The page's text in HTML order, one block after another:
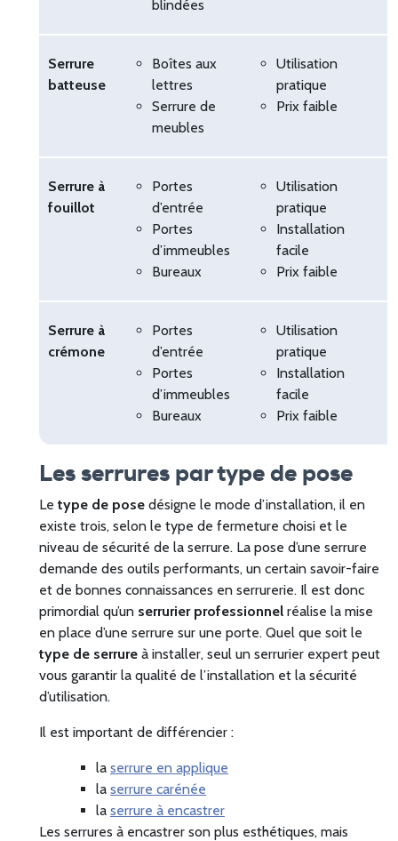
blindées
Serrure
batteuse
Boîtes aux
lettres
Serrure de
meubles
Utilisation
pratique
Prix faible
Serrure à
fouillot
Portes
d’entrée
Portes
d’immeubles
Bureaux
Utilisation
pratique
Installation
facile
Prix faible
Serrure à
crémone
Portes
d’entrée
Portes
d’immeubles
Bureaux
Utilisation
pratique
Installation
facile
Prix faible
Les serrures par type de pose
Le type de pose désigne le mode d’installation, il en
existe trois, selon le type de fermeture choisi et le
niveau de sécurité de la serrure. La pose d’une serrure
demande des outils performants, un certain savoir-faire
et de bonnes connaissances en serrurerie. Il est donc
primordial qu’un serrurier professionnel réalise la mise
en place d’une serrure sur une porte. Quel que soit le
type de serrure à installer, seul un serrurier expert peut
vous garantir la qualité de l’installation et la sécurité
d’utilisation.
Il est important de différencier :
la serrure en applique
la serrure carénée
la serrure à encastrer
Les serrures à encastrer son plus esthétiques, mais